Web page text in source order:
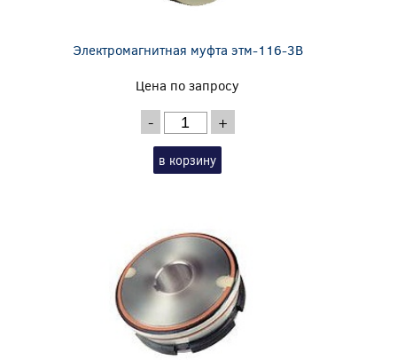
Электромагнитная муфта этм-116-3В
Цена по запросу
- +
в корзину